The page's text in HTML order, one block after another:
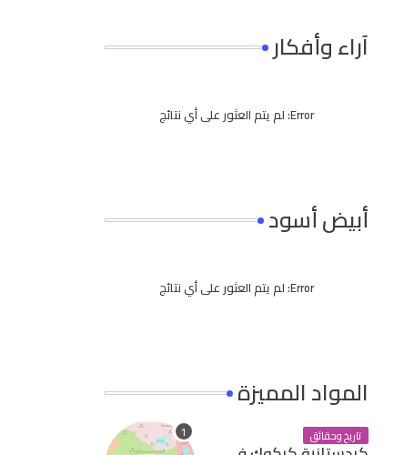
آراء وأفكار
Error: لم يتم العثور على أي نتائج
أبيض أسود
Error: لم يتم العثور على أي نتائج
المواد المميزة
تاريخ وحقائق